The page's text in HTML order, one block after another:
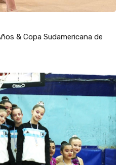
& Copa Sudamericana de